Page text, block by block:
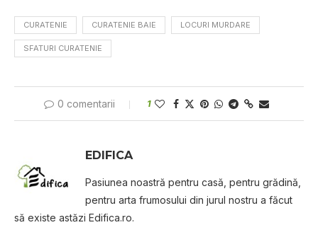
CURATENIE CURATENIE BAIE LOCURI MURDARE
SFATURI CURATENIE
0 comentarii 1
EDIFICA
Pasiunea noastră pentru casă, pentru grădină,
pentru arta frumosului din jurul nostru a făcut
să existe astăzi Edifica.ro.